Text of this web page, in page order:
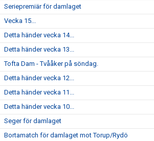
Seriepremiär för damlaget
Vecka 15...
Detta händer vecka 14...
Detta händer vecka 13...
Tofta Dam - Tvååker på söndag.
Detta händer vecka 12...
Detta händer vecka 11...
Detta händer vecka 10...
Seger för damlaget
Bortamatch för damlaget mot Torup/Rydö